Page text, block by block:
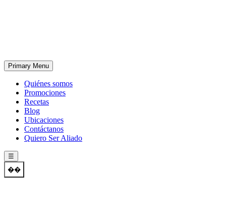
Primary Menu
Quiénes somos
Promociones
Recetas
Blog
Ubicaciones
Contáctanos
Quiero Ser Aliado
☰
��